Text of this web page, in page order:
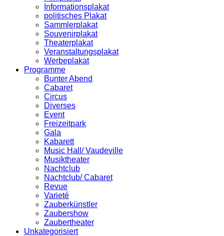
Informationsplakat
politisches Plakat
Sammlerplakat
Souvenirplakat
Theaterplakat
Veranstaltungsplakat
Werbeplakat
Programme
Bunter Abend
Cabaret
Circus
Diverses
Event
Freizeitpark
Gala
Kabarett
Music Hall/ Vaudeville
Musiktheater
Nachtclub
Nachtclub/ Cabaret
Revue
Varieté
Zauberkünstler
Zaubershow
Zaubertheater
Unkategorisiert